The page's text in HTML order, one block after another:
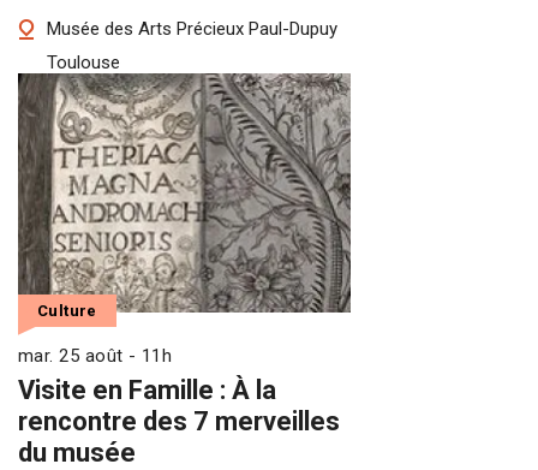
Musée des Arts Précieux Paul-Dupuy
Toulouse
Visite en Famille : À la
rencontre des 7 merveilles
du musée
Culture
mar. 25 août - 11h